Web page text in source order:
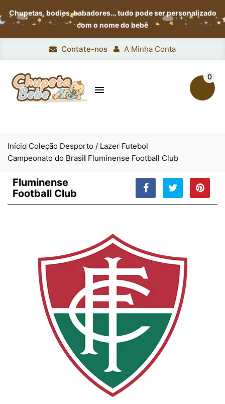
Chupetas, bodies, babadores…tudo pode ser personalizado
com o nome do bebê
Contate-nos A Minha Conta

0
Início Coleção Desporto / Lazer Futebol
Campeonato do Brasil Fluminense Football Club
Fluminense
Football Club